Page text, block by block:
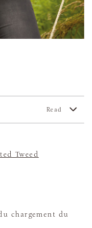
Read
Tweed
chargement du